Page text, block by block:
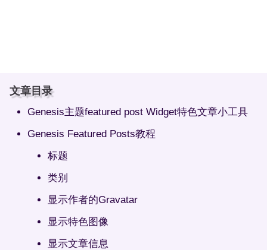
文章目录
Genesis主题featured post Widget特色文章小工具
Genesis Featured Posts教程
标题
类别
显示作者的Gravatar
显示特色图像
显示文章信息